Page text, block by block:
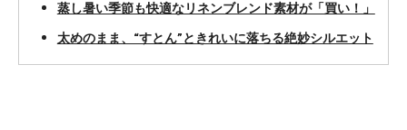
蒸し暑い季節も快適なリネンブレンド素材が「買い！」
太めのまま、“すとん”ときれいに落ちる絶妙シルエット